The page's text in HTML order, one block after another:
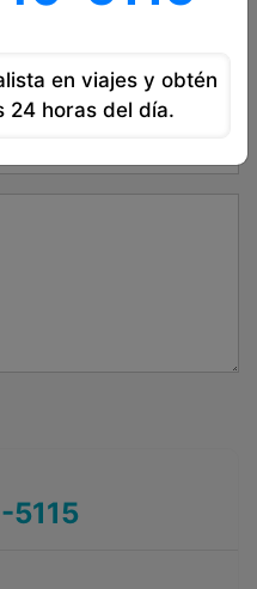
5115
en viajes y obtén
24 horas del día.